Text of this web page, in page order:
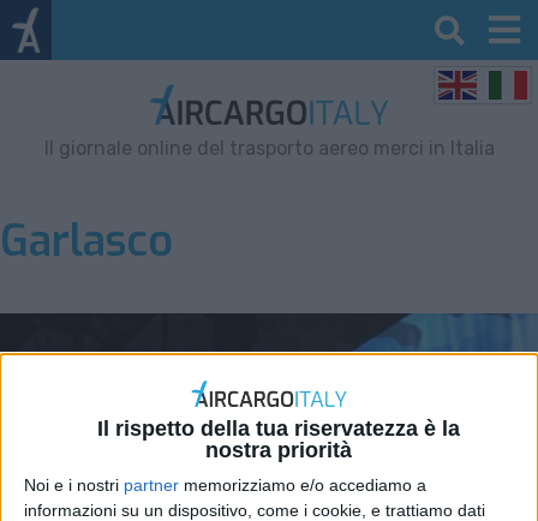
Il rispetto della tua riservatezza è la
nostra priorità
Noi e i nostri partner memorizziamo e/o accediamo a
informazioni su un dispositivo, come i cookie, e trattiamo dati
Il giornale online del trasporto aereo merci in Italia
Garlasco